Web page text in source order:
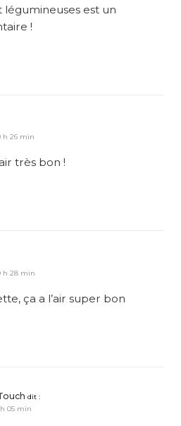
est un
!
h 26 min
très bon !
h 28 min
ça a l’air super bon
dit :
h 05 min